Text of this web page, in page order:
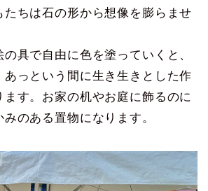
たちは石の形から想像を膨らませ
具で自由に色を塗っていくと、
あっという間に生き生きとした作
す。お家の机やお庭に飾るのに
のある置物になります。